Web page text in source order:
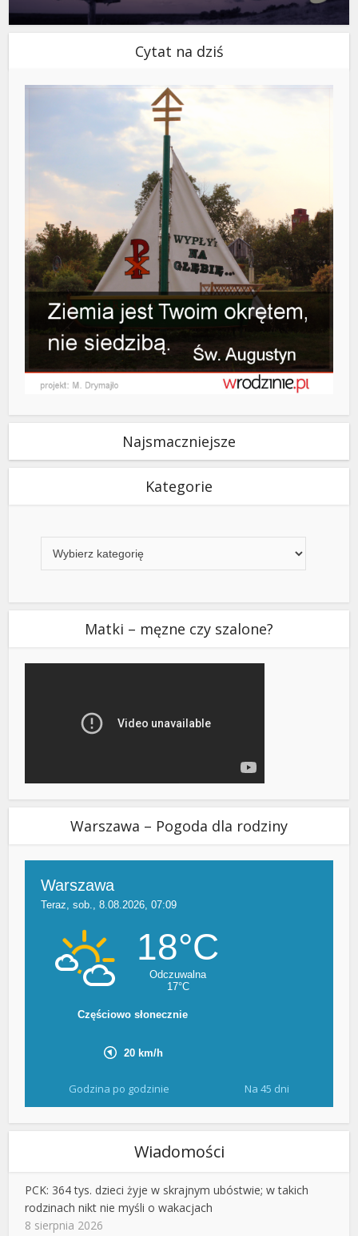
Cytat na dziś
Najsmaczniejsze
Kategorie
Matki – męzne czy szalone?
Warszawa – Pogoda dla rodziny
Godzina po godzinie Na 45 dni
Wiadomości
PCK: 364 tys. dzieci żyje w skrajnym ubóstwie; w takich
rodzinach nikt nie myśli o wakacjach
8 sierpnia 2026